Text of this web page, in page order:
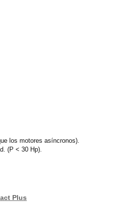
los motores asíncronos).
(P < 30 Hp).
Plus